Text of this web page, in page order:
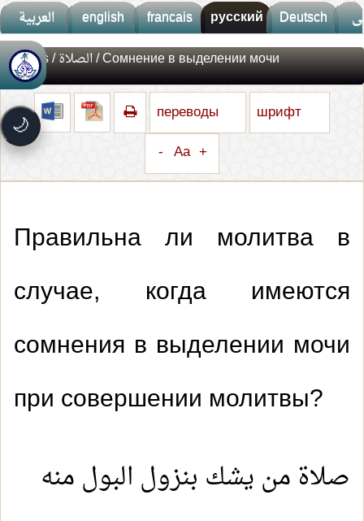
العربية english francais русский Deutsch
🌙
🚀 جديد الموقع!
⚡ سرعة فائقة
تصميم جديد كلياً
Fatwas/الصلاة/ Сомнение в выделении мочи
переводы
шрифт
- Aa +
Правильна ли молитва в
случае, когда имеются
сомнения в выделении мочи
при совершении молитвы?
صلاة من يشك بنزول البول منه